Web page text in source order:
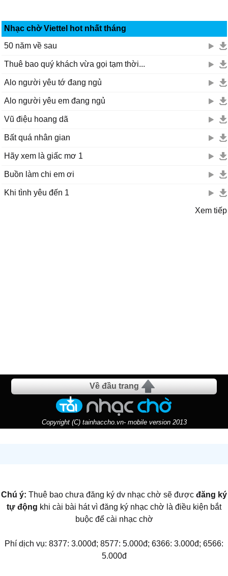
Nhạc chờ Viettel hot nhất tháng
50 năm về sau
Thuê bao quý khách vừa gọi tạm thời...
Alo người yêu tớ đang ngủ
Alo người yêu em đang ngủ
Vũ điệu hoang dã
Bất quá nhân gian
Hãy xem là giấc mơ 1
Buồn làm chi em ơi
Khi tình yêu đến 1
Xem tiếp
Về đầu trang
Copyright (C) tainhaccho.vn- mobile version 2013
Chú ý: Thuê bao chưa đăng ký dv nhạc chờ sẽ được đăng ký
tự động khi cài bài hát vì đăng ký nhạc chờ là điều kiện bắt
buộc để cài nhạc chờ
Phí dịch vụ: 8377: 3.000đ; 8577: 5.000đ; 6366: 3.000đ; 6566:
5.000đ